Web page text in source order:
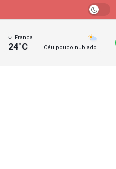
Franca
24°C Céu pouco nublado